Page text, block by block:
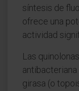
síntesis de
ofrece una
actividad
Las
antibacteriana
girasa (o